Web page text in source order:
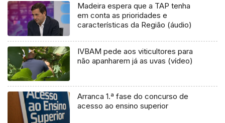
Madeira espera que a TAP tenha
em conta as prioridades e
características da Região (áudio)
IVBAM pede aos viticultores para
não apanharem já as uvas (vídeo)
Arranca 1.ª fase do concurso de
acesso ao ensino superior